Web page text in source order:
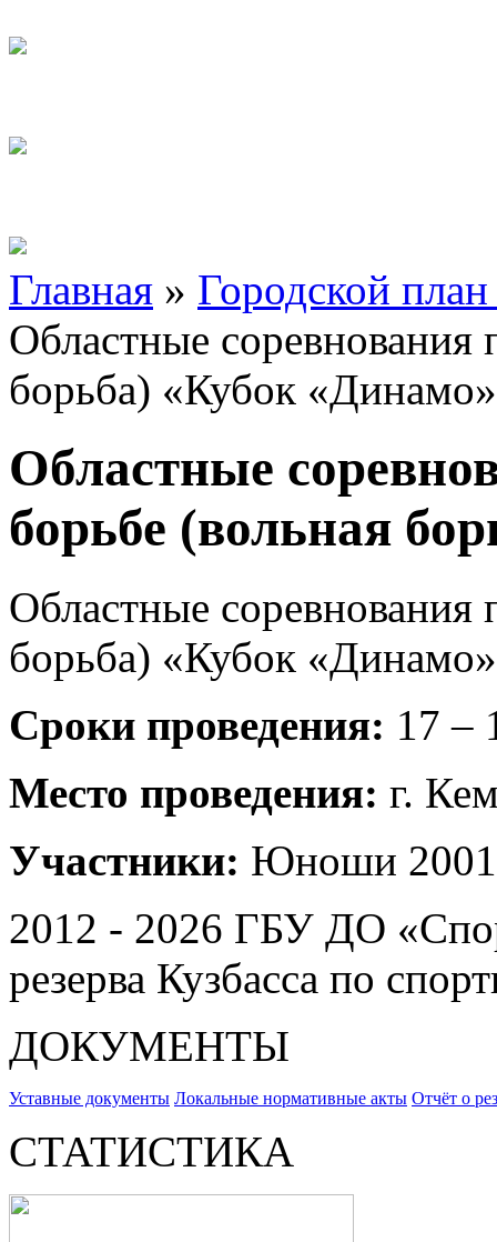
Главная » Городской
Областные соревнования
борьба) «Кубок «Динамо»
Областные
борьбе (вольная
Областные соревнования
борьба) «Кубок «Динамо»
Сроки проведения: 17 –
Место проведения: г.
Участники: Юноши 2001
2012 - 2026 ГБУ ДО
резерва Кузбасса по
ДОКУМЕНТЫ
Уставные документы Локальные нормативные акты Отчёт о
СТАТИСТИКА